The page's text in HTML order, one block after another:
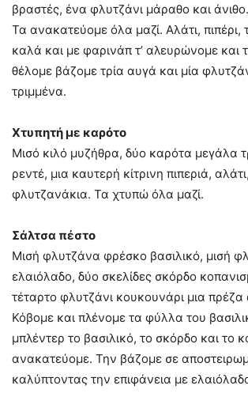
βραστές, ένα φλυτζάνι μάραθο και άνιθο.
Τα ανακατεύομε όλα μαζί. Αλάτι, πιπέρι,
καλά και με φαρινάπ τ’ αλευρώνομε και
θέλομε βάζομε τρία αυγά και μία
τριμμένα.
Χτυπητή με καρότο
Μισό κιλό μυζήθρα, δύο καρότα μεγάλα
ρεντέ, μια καυτερή κίτρινη πιπεριά,
φλυτζανάκια. Τα χτυπώ όλα μαζί.
Σάλτσα πέστο
Μισή φλυτζάνα φρέσκο βασιλικό, μισή
ελαιόλαδο, δύο σκελίδες σκόρδο
τέταρτο φλυτζάνι κουκουνάρι μια πρέζα
Κόβομε και πλένομε τα φύλλα του
μπλέντερ το βασιλικό, το σκόρδο και το
ανακατεύομε. Την βάζομε σε
καλύπτοντας την επιφάνεια με